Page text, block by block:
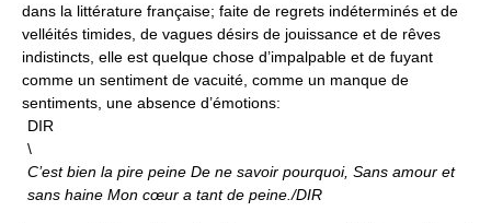
dans la littérature française; faite de regrets indéterminés et de
velléités timides, de vagues désirs de jouissance et de rêves
indistincts, elle est quelque chose d’impalpable et de fuyant
comme un sentiment de vacuité, comme un manque de
sentiments, une absence d’émotions:
DIR
\
C’est bien la pire peine De ne savoir pourquoi, Sans amour et
sans haine Mon cœur a tant de peine./DIR